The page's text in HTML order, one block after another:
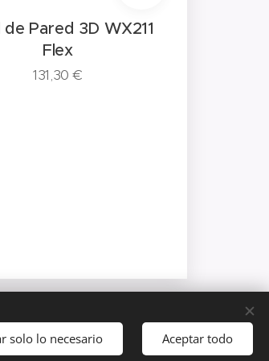
WX211-2600
Español
Català
solo lo necesario Aceptar todo